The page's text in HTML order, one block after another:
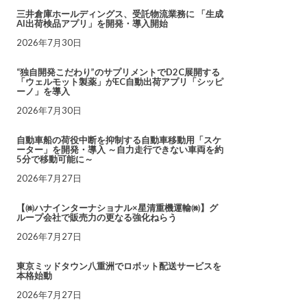
三井倉庫ホールディングス、受託物流業務に 「生成
AI出荷検品アプリ」を開発・導入開始
2026年7月30日
“独自開発こだわり”のサプリメントでD2C展開する
「ウェルモット製薬」がEC自動出荷アプリ「シッピ
ーノ」を導入
2026年7月30日
自動車船の荷役中断を抑制する自動車移動用「スケ
ーター」を開発・導入 ～自力走行できない車両を約
5分で移動可能に～
2026年7月27日
【㈱ハナインターナショナル×星清重機運輸㈱】グ
ループ会社で販売力の更なる強化ねらう
2026年7月27日
東京ミッドタウン八重洲でロボット配送サービスを
本格始動
2026年7月27日